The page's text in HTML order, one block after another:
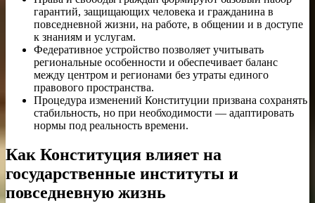
гарантий, защищающих человека и гражданина в
повседневной жизни, на работе, в общении и в доступе
к знаниям и услугам.
Федеративное устройство позволяет учитывать
региональные особенности и обеспечивает баланс
между центром и регионами без утраты единого
правового пространства.
Процедура изменений Конституции призвана сохранять
стабильность, но при необходимости — адаптировать
нормы под реальность времени.
Как Конституция влияет на
государственные институты и
повседневную жизнь